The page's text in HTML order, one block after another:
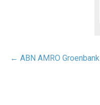
Post
← ABN AMRO Groenbank